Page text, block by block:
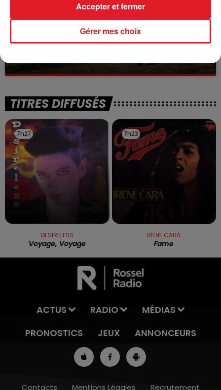
WINGLES: UN JEUNE PERD LA VIE, NOYÉ À
La victime a coulé à pic
TITRES DIFFUSÉS
7h27
7h27
DESIRELESS
Voyage, Voyage
7h23
7h23
IRENE CARA
Fame
ACTUS RADIO
MÉDIAS
PRONOSTICS
JEUX ANNONCEURS
Contacts Mentions Légales Recrutement
Gérer mes choix
Accepter et fermer